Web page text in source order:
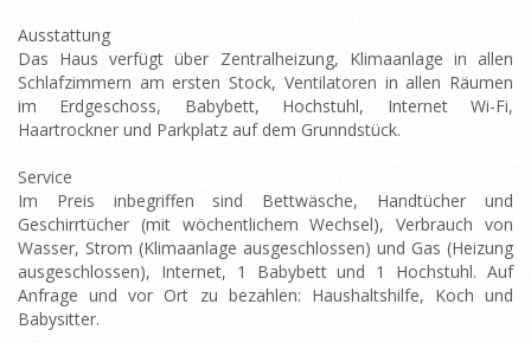
Ausstattung
Das Haus verfügt über Zentralheizung, Klimaanlage in allen
Schlafzimmern am ersten Stock, Ventilatoren in allen Räumen
im Erdgeschoss, Babybett, Hochstuhl, Internet Wi-Fi,
Haartrockner und Parkplatz auf dem Grunndstück.
Service
Im Preis inbegriffen sind Bettwäsche, Handtücher und
Geschirrtücher (mit wöchentlichem Wechsel), Verbrauch von
Wasser, Strom (Klimaanlage ausgeschlossen) und Gas (Heizung
ausgeschlossen), Internet, 1 Babybett und 1 Hochstuhl. Auf
Anfrage und vor Ort zu bezahlen: Haushaltshilfe, Koch und
Babysitter.